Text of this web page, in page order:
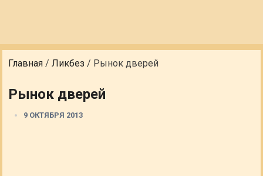
Главная /Ликбез / Рынок дверей
Рынок дверей
9 ОКТЯБРЯ 2013